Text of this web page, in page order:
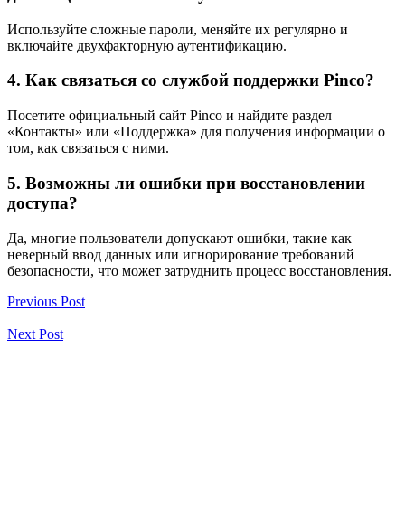
Используйте сложные пароли, меняйте их регулярно и
включайте двухфакторную аутентификацию.
4. Как связаться со службой поддержки Pinco?
Посетите официальный сайт Pinco и найдите раздел
«Контакты» или «Поддержка» для получения информации о
том, как связаться с ними.
5. Возможны ли ошибки при восстановлении
доступа?
Да, многие пользователи допускают ошибки, такие как
неверный ввод данных или игнорирование требований
безопасности, что может затруднить процесс восстановления.
Previous Post
Next Post